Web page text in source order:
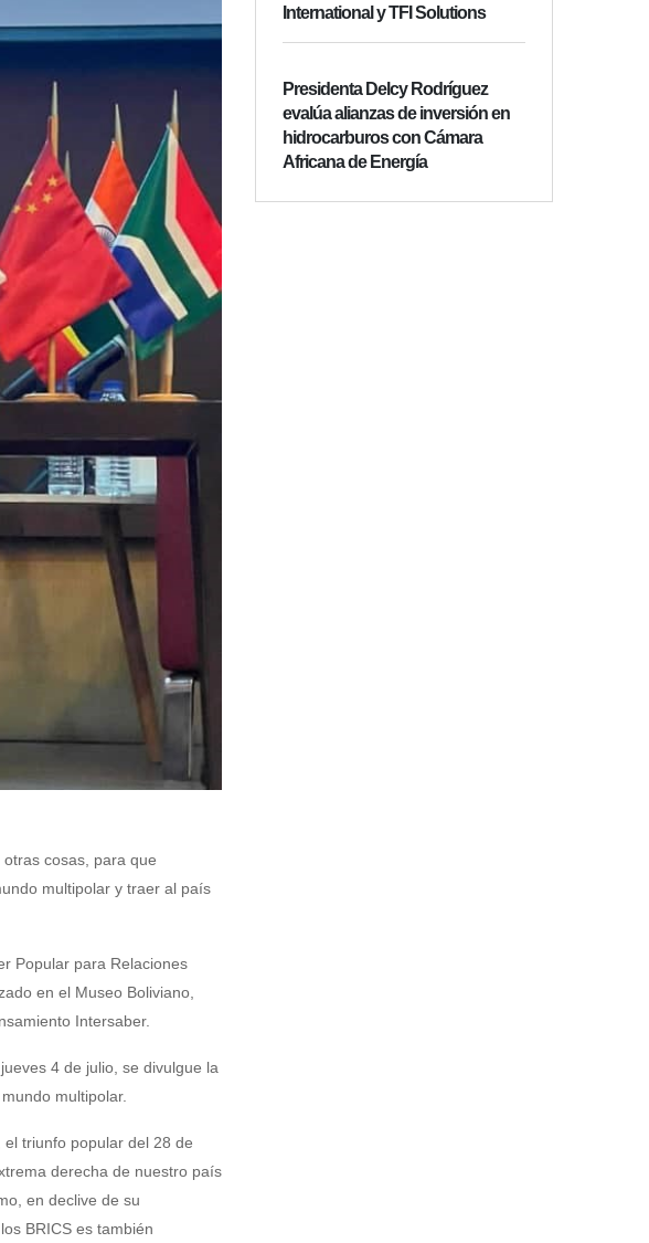
cosas, para que
multipolar y traer al país
Popular para Relaciones
en el Museo Boliviano,
Intersaber.
4 de julio, se divulgue la
multipolar.
triunfo popular del 28 de
derecha de nuestro país
en declive de su
BRICS es también
International y TFI Solutions
Presidenta Delcy Rodríguez
evalúa alianzas de inversión en
hidrocarburos con Cámara
Africana de Energía